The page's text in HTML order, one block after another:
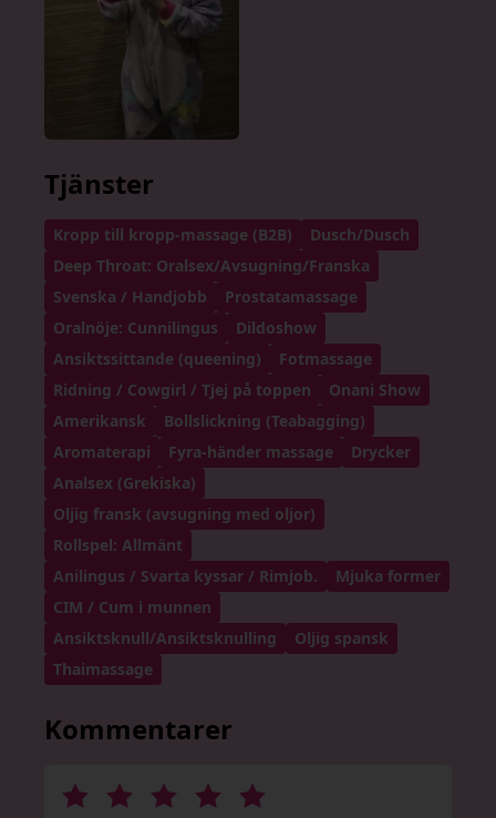
Tjänster
Kropp till kropp-massage (B2B)
Dusch/Dusch
Deep Throat: Oralsex/Avsugning/Franska
Svenska / Handjobb
Prostatamassage
Oralnöje: Cunnilingus
Dildoshow
Ansiktssittande (queening)
Fotmassage
Ridning / Cowgirl / Tjej på toppen
Onani Show
Amerikansk
Bollslickning (Teabagging)
Aromaterapi
Fyra-händer massage
Drycker
Analsex (Grekiska)
Oljig fransk (avsugning med oljor)
Rollspel: Allmänt
Anilingus / Svarta kyssar / Rimjob.
Mjuka former
CIM / Cum i munnen
Ansiktsknull/Ansiktsknulling
Oljig spansk
Thaimassage
Kommentarer